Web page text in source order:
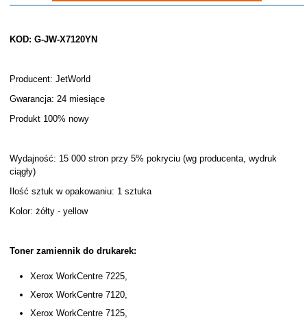
KOD: G-JW-X7120YN
Producent: JetWorld
Gwarancja: 24 miesiące
Produkt 100% nowy
Wydajność: 15 000 stron przy 5% pokryciu (wg producenta, wydruk
ciągły)
Ilość sztuk w opakowaniu: 1 sztuka
Kolor: żółty - yellow
Toner zamiennik do drukarek:
Xerox WorkCentre 7225,
Xerox WorkCentre 7120,
Xerox WorkCentre 7125,